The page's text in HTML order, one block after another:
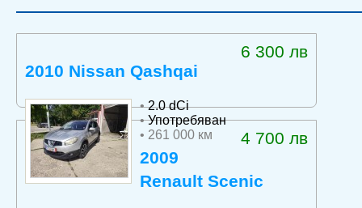
6 300 лв
2010 Nissan Qashqai
•2.0 dCi
•Употребяван
• 261 000 км
4 700 лв
2009
Renault Scenic